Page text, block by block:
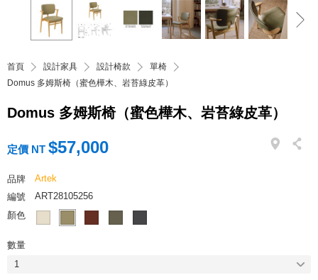
首頁 設計家具 設計椅款
單椅
Domus 多姆斯椅（蜜色樺木、岩苔綠皮革）
Domus 多姆斯椅（蜜色樺木、岩苔綠皮革）
定價 NT $57,000
品牌
Artek
編號
ART28105256
顏色
數量
1